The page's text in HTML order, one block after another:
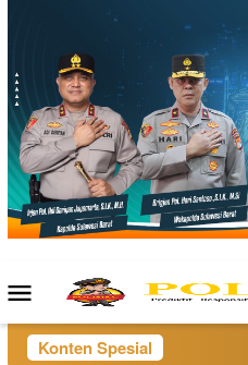
Menu
Mobile
Konten Spesial